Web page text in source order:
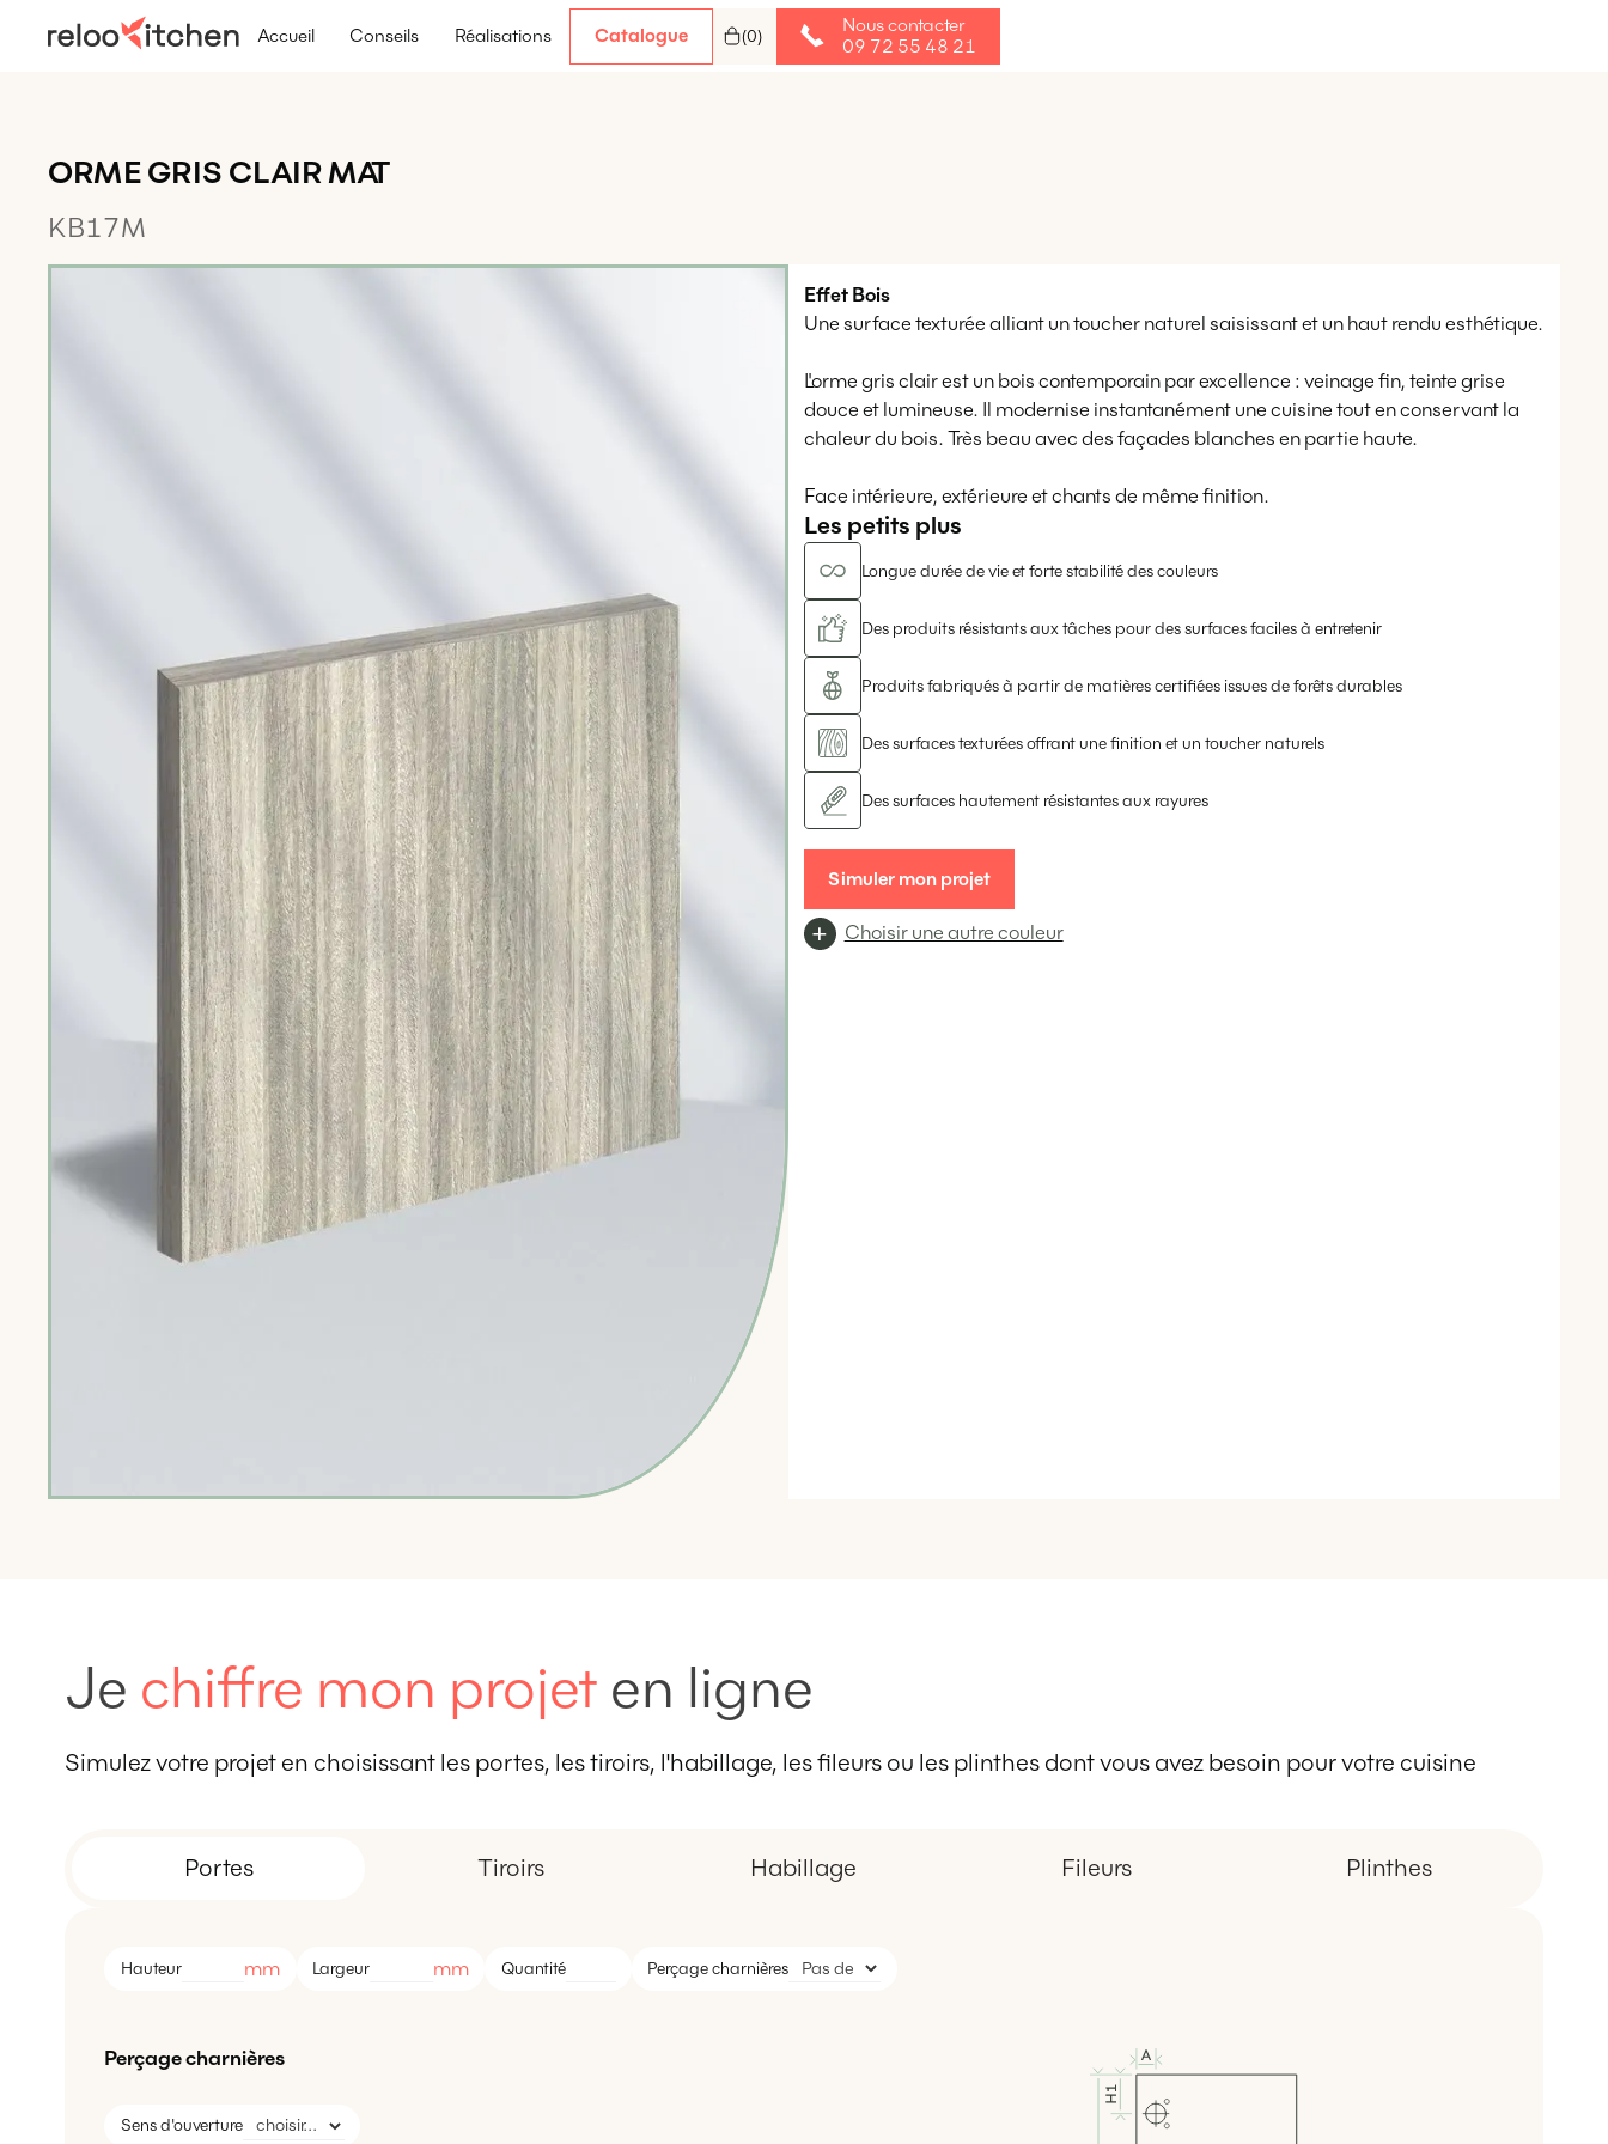
Accueil Conseils Réalisations Catalogue (0)
Nous contacter
09 72 55 48 21
ORME GRIS CLAIR MAT
KB17M
Effet Bois
Une surface texturée alliant un toucher naturel saisissant et un haut rendu esthétique.
L'orme gris clair est un bois contemporain par excellence : veinage fin, teinte grise
douce et lumineuse. Il modernise instantanément une cuisine tout en conservant la
chaleur du bois. Très beau avec des façades blanches en partie haute.
Face intérieure, extérieure et chants de même finition.
Les petits plus
Longue durée de vie et forte stabilité des couleurs
Des produits résistants aux tâches pour des surfaces faciles à entretenir
Produits fabriqués à partir de matières certifiées issues de forêts durables
Des surfaces texturées offrant une finition et un toucher naturels
Des surfaces hautement résistantes aux rayures
Simuler mon projet
Choisir une autre couleur
Je chiffre mon projet en ligne
Simulez votre projet en choisissant les portes, les tiroirs, l'habillage, les fileurs ou les plinthes dont vous avez besoin pour votre cuisine
Portes Tiroirs Habillage Fileurs Plinthes
Hauteur mm Largeur mm Quantité Perçage charnières
Perçage charnières
Sens d'ouverture